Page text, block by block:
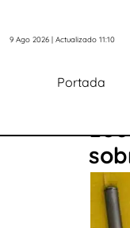
9 Ago 2026 | Actualizado 11:10
Portada